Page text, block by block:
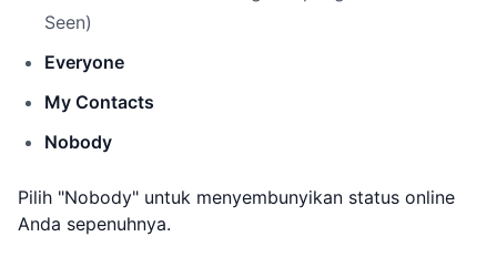
Seen)
Everyone
My Contacts
Nobody
Pilih "Nobody" untuk menyembunyikan status online
Anda sepenuhnya.